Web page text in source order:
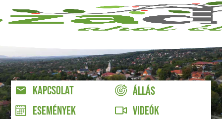
KAPCSOLAT
ÁLLÁS
ESEMÉNYEK
VIDEÓK